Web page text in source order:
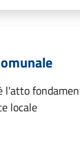
l'atto
locale